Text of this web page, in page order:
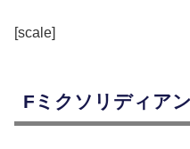
[scale]
Fミクソリディア